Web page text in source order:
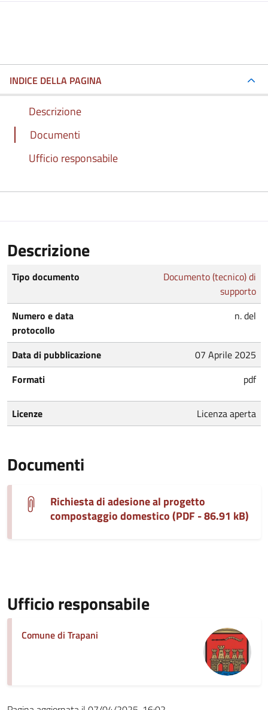
INDICE DELLA PAGINA
Descrizione
Documenti
Ufficio responsabile
Descrizione
Tipo documento
Documento (tecnico) di
supporto
Numero e data
protocollo
n. del
Data di pubblicazione
07 Aprile 2025
Formati
pdf
Licenze Licenza aperta
Documenti
Richiesta di adesione al progetto
compostaggio domestico (PDF - 86.91 kB)
Ufficio responsabile
Comune di Trapani